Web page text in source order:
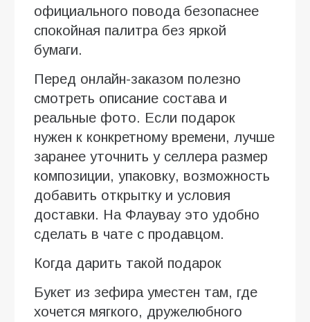
официального повода безопаснее
спокойная палитра без яркой
бумаги.
Перед онлайн-заказом полезно
смотреть описание состава и
реальные фото. Если подарок
нужен к конкретному времени, лучше
заранее уточнить у селлера размер
композиции, упаковку, возможность
добавить открытку и условия
доставки. На Флаувау это удобно
сделать в чате с продавцом.
Когда дарить такой подарок
Букет из зефира уместен там, где
хочется мягкого, дружелюбного